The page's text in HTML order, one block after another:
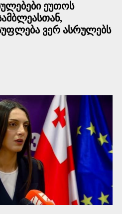
ეუთოს
ვერ ასრულებს